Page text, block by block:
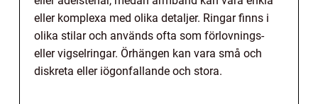
eller komplexa med olika detaljer. Ringar finns i
olika stilar och används ofta som förlovnings-
eller vigselringar. Örhängen kan vara små och
diskreta eller iögonfallande och stora.